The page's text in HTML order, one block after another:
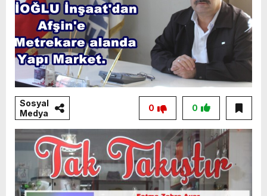
Sosyal
Medya
0
0